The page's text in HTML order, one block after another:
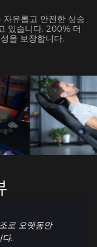
유롭고 안전한 상승
있습니다. 200% 더
을 보장합니다.
로 오랫동안
.